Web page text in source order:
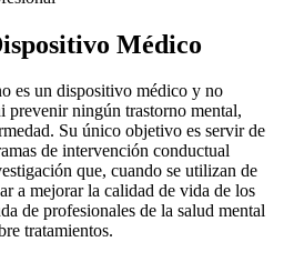
Médico
es un dispositivo médico y no
prevenir ningún trastorno mental,
Su único objetivo es servir de
de intervención conductual
que, cuando se utilizan de
a mejorar la calidad de vida de los
de profesionales de la salud mental
tratamientos.